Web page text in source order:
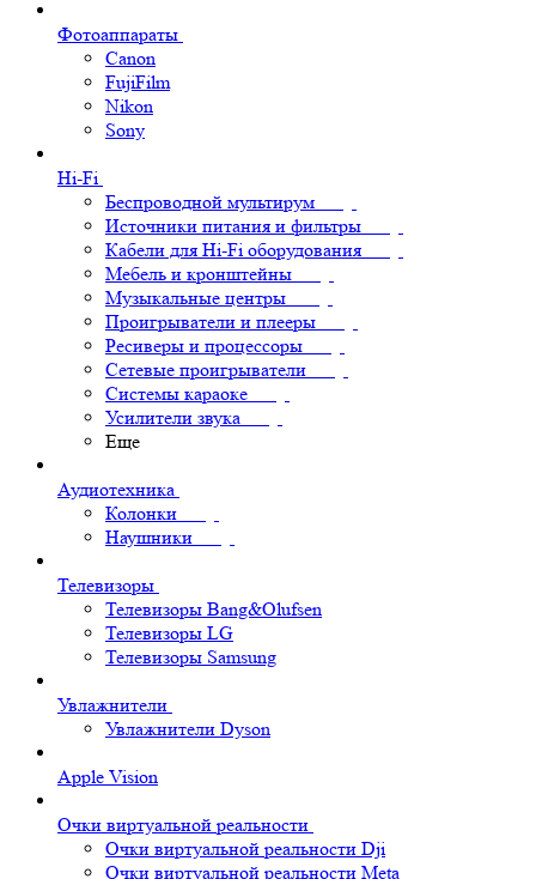
Фотоаппараты
Canon
FujiFilm
Nikon
Sony
Hi-Fi
Беспроводной мультирум
Источники питания и фильтры
Кабели для Hi-Fi оборудования
Мебель и кронштейны
Музыкальные центры
Проигрыватели и плееры
Ресиверы и процессоры
Сетевые проигрыватели
Системы караоке
Усилители звука
Еще
Аудиотехника
Колонки
Наушники
Телевизоры
Телевизоры Bang&Olufsen
Телевизоры LG
Телевизоры Samsung
Увлажнители
Увлажнители Dyson
Apple Vision
Очки виртуальной реальности
Очки виртуальной реальности Dji
Очки виртуальной реальности Meta